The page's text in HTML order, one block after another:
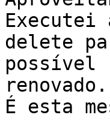
Executei
delete
possível
renovado.
É esta